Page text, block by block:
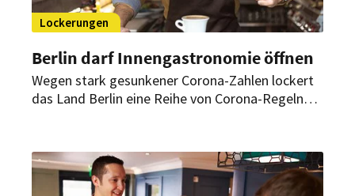
Lockerungen
Berlin darf Innengastronomie öffnen
Wegen stark gesunkener Corona-Zahlen lockert
das Land Berlin eine Reihe von Corona-Regeln
ihre Innenräume für Gäste öffnen.